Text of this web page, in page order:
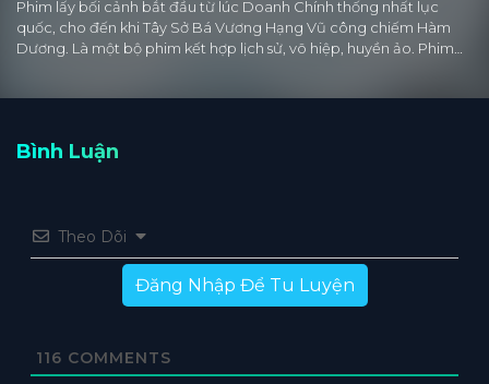
Phim lấy bối cảnh bắt đầu từ lúc Doanh Chính thống nhất lục
quốc, cho đến khi Tây Sở Bá Vương Hạng Vũ công chiếm Hàm
Dương. Là một bộ phim kết hợp lịch sử, võ hiệp, huyền ảo. Phim…
Bình Luận
Theo Dõi
Đăng Nhập Để Tu Luyện
116 COMMENTS